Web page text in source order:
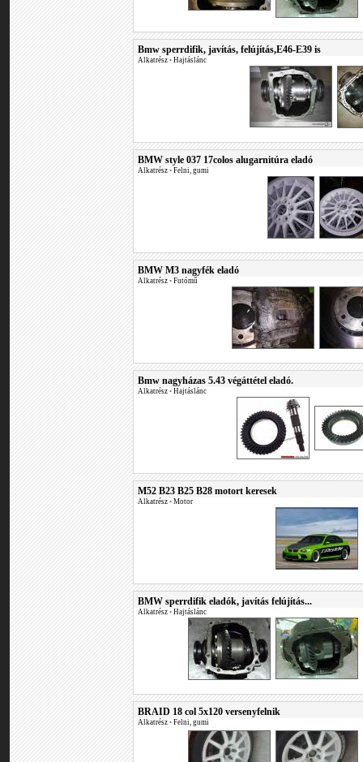
Bmw sperrdifik, javítás, felújítás,E46-E39 is
Alkatrész • Hajtáslánc
BMW style 037 17colos alugarnitúra eladó
Alkatrész • Felni, gumi
BMW M3 nagyfék eladó
Alkatrész • Futómű
Bmw nagyházas 5.43 végáttétel eladó.
Alkatrész • Hajtáslánc
M52 B23 B25 B28 motort keresek
Alkatrész • Motor
BMW sperrdifik eladók, javítás felújítás...
Alkatrész • Hajtáslánc
BRAID 18 col 5x120 versenyfelnik
Alkatrész • Felni, gumi